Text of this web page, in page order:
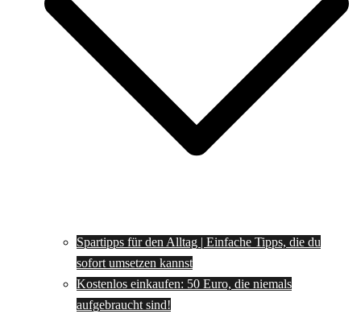
Spartipps für den Alltag | Einfache Tipps, die du
sofort umsetzen kannst
Kostenlos einkaufen: 50 Euro, die niemals
aufgebraucht sind!